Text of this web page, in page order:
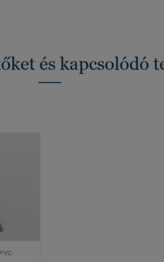
és kapcsolódó